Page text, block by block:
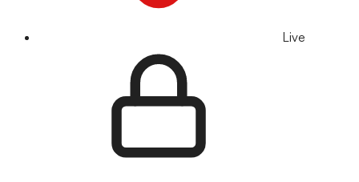
Live